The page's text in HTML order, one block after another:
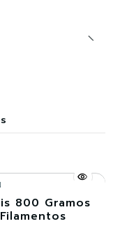
800 Gramos